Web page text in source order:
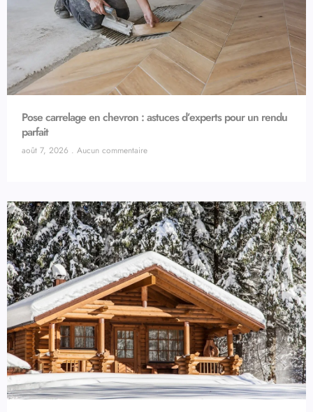
Pose carrelage en chevron : astuces d’experts pour un rendu
parfait
août 7, 2026 Aucun commentaire